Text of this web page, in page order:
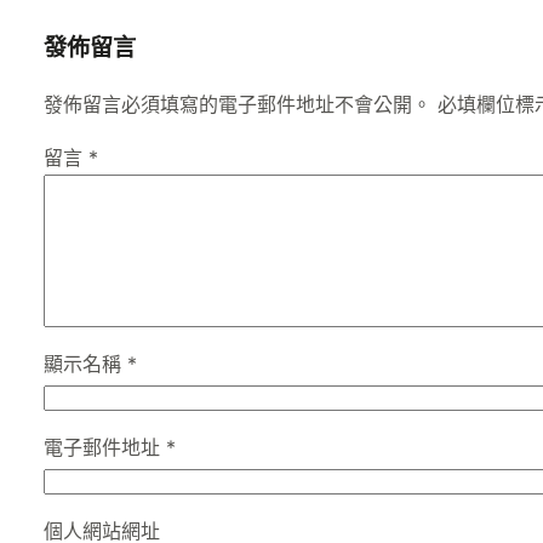
發佈留言
發佈留言必須填寫的電子郵件地址不會公開。 必填欄位
留言 *
顯示名稱 *
電子郵件地址 *
個人網站網址